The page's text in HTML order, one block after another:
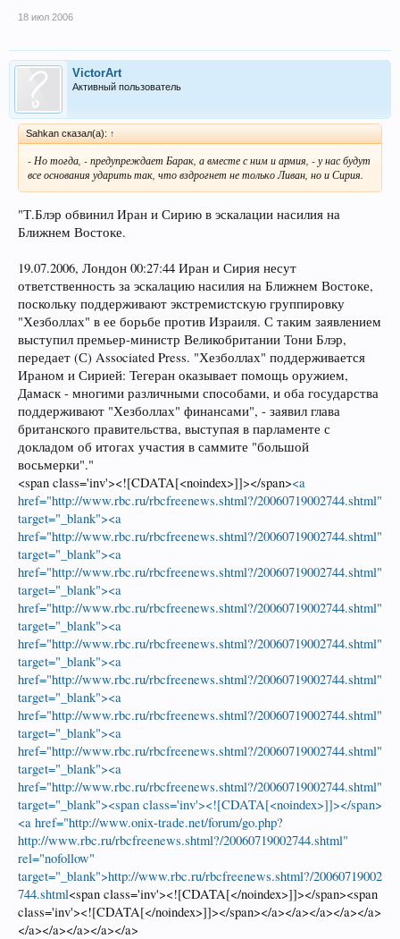
18 июл 2006
VictorArt
Активный пользователь
Sahkan сказал(а): ↑
- Но тогда, - предупреждает Барак, а вместе с ним и армия, - у нас будут
все основания ударить так, что вздрогнет не только Ливан, но и Сирия.
"Т.Блэр обвинил Иран и Сирию в эскалации насилия на
Ближнем Востоке.
19.07.2006, Лондон 00:27:44 Иран и Сирия несут
ответственность за эскалацию насилия на Ближнем Востоке,
поскольку поддерживают экстремистскую группировку
"Хезболлах" в ее борьбе против Израиля. С таким заявлением
выступил премьер-министр Великобритании Тони Блэр,
передает (С) Associated Press. "Хезболлах" поддерживается
Ираном и Сирией: Тегеран оказывает помощь оружием,
Дамаск - многими различными способами, и оба государства
поддерживают "Хезболлах" финансами", - заявил глава
британского правительства, выступая в парламенте с
докладом об итогах участия в саммите "большой
восьмерки"."
<span class='inv'><![CDATA[<noindex>]]></span><a
href="http://www.rbc.ru/rbcfreenews.shtml?/20060719002744.shtml"
target="_blank"><a
href="http://www.rbc.ru/rbcfreenews.shtml?/20060719002744.shtml"
target="_blank"><a
href="http://www.rbc.ru/rbcfreenews.shtml?/20060719002744.shtml"
target="_blank"><a
href="http://www.rbc.ru/rbcfreenews.shtml?/20060719002744.shtml"
target="_blank"><a
href="http://www.rbc.ru/rbcfreenews.shtml?/20060719002744.shtml"
target="_blank"><a
href="http://www.rbc.ru/rbcfreenews.shtml?/20060719002744.shtml"
target="_blank"><a
href="http://www.rbc.ru/rbcfreenews.shtml?/20060719002744.shtml"
target="_blank"><a
href="http://www.rbc.ru/rbcfreenews.shtml?/20060719002744.shtml"
target="_blank"><a
href="http://www.rbc.ru/rbcfreenews.shtml?/20060719002744.shtml"
target="_blank"><span class='inv'><![CDATA[<noindex>]]></span>
<a href="http://www.onix-trade.net/forum/go.php?
http://www.rbc.ru/rbcfreenews.shtml?/20060719002744.shtml"
rel="nofollow"
target="_blank">http://www.rbc.ru/rbcfreenews.shtml?/20060719002
744.shtml<span class='inv'><![CDATA[</noindex>]]></span><span
class='inv'><![CDATA[</noindex>]]></span></a></a></a></a></a>
</a></a></a></a></a>